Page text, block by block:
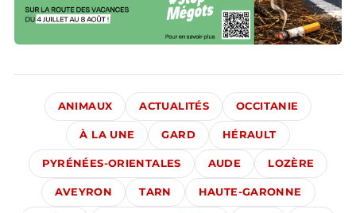
ANIMAUX ACTUALITÉS OCCITANIE
À LA UNE GARD HÉRAULT
PYRÉNÉES-ORIENTALES AUDE LOZÈRE
AVEYRON TARN HAUTE-GARONNE